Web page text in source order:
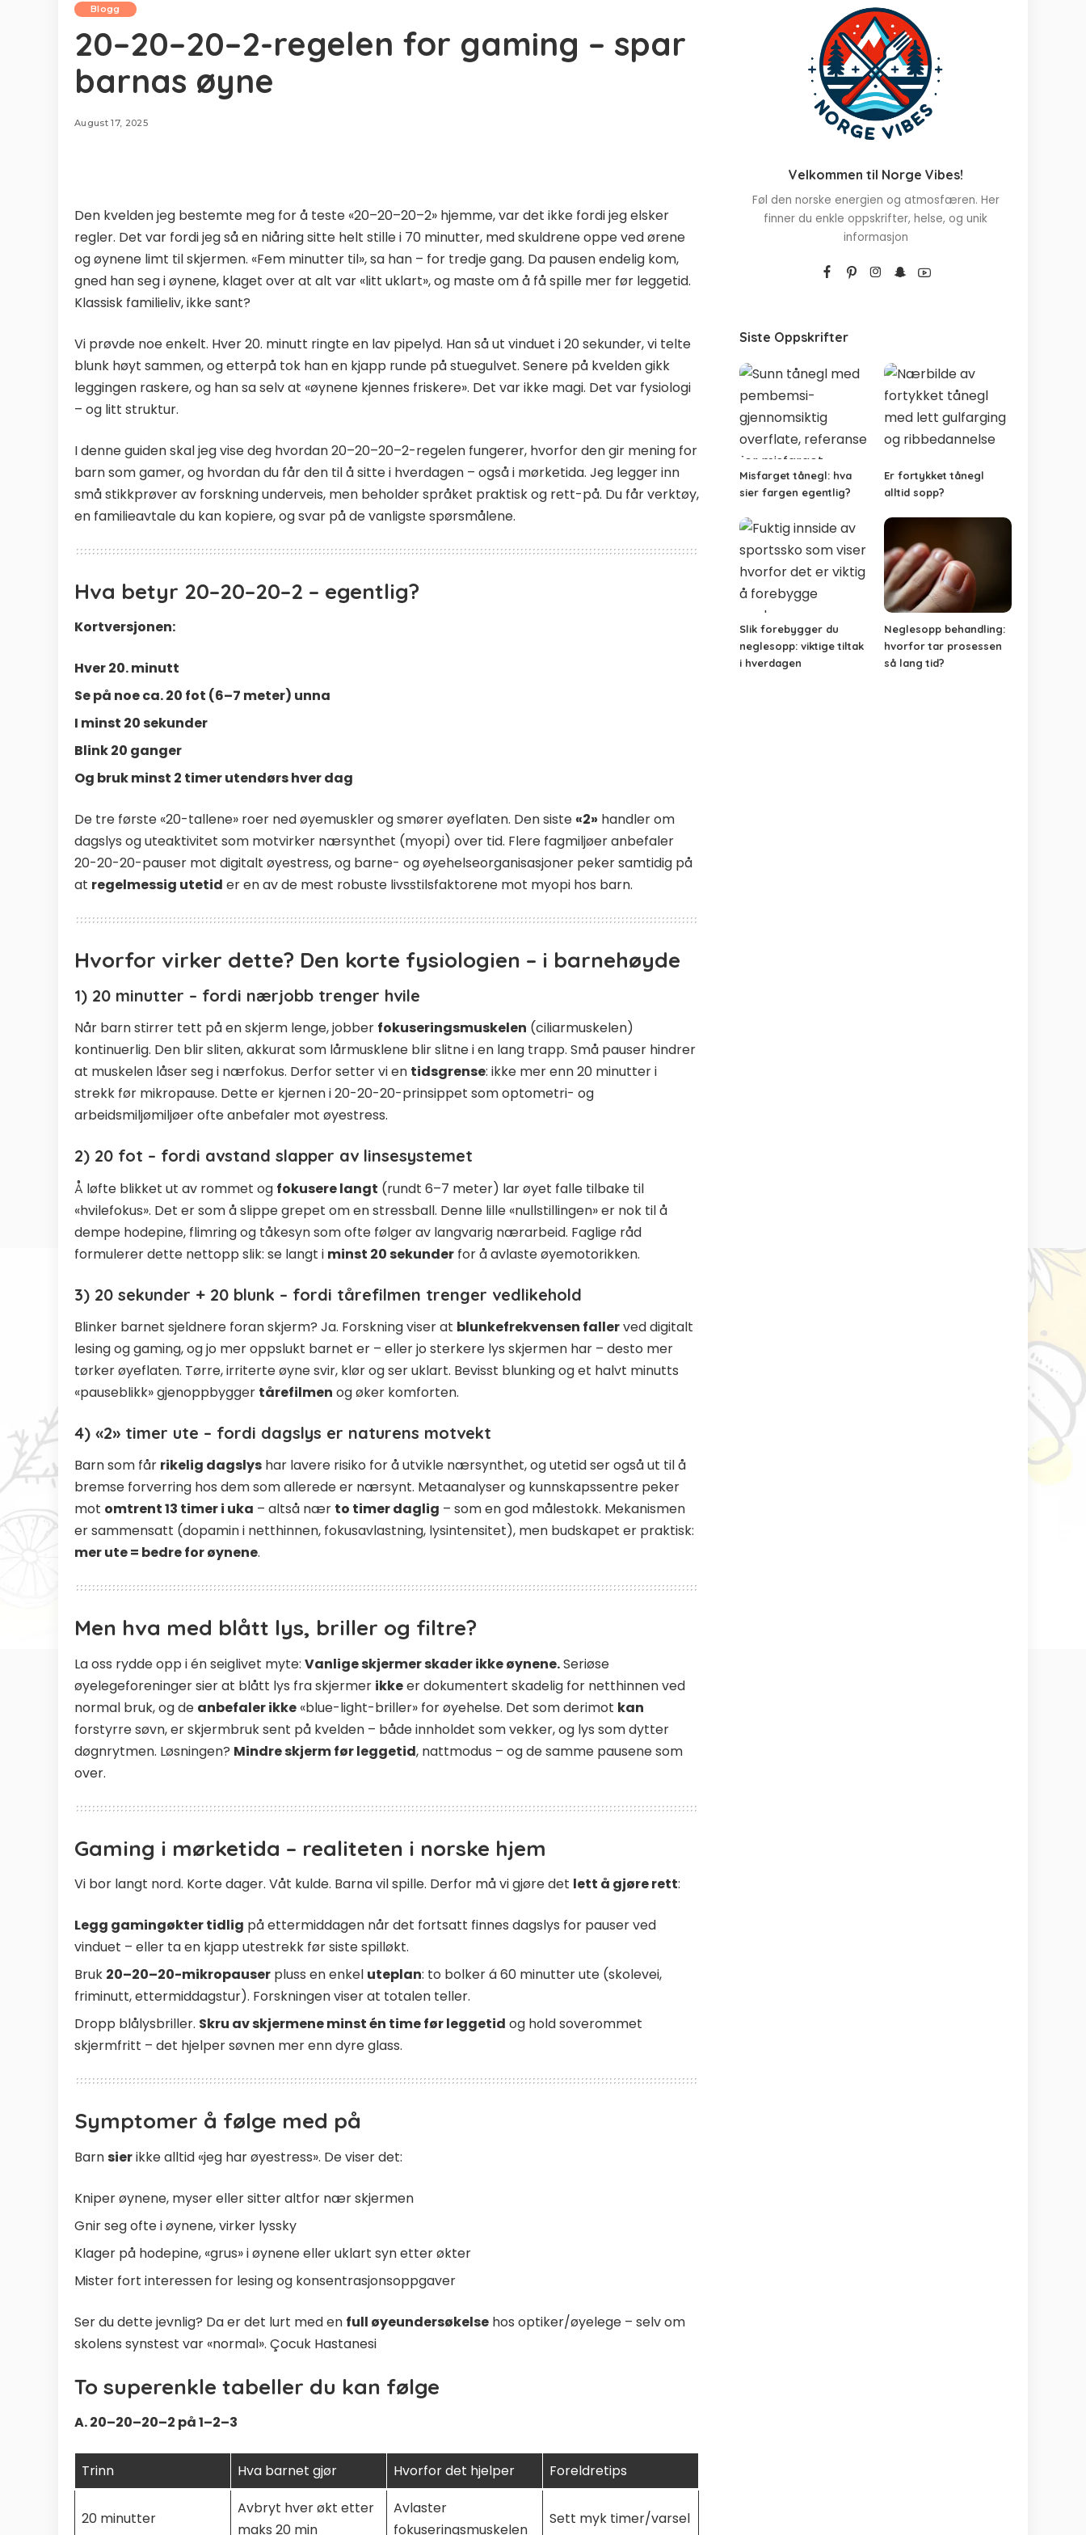
Blogg
20–20–20–2-regelen for gaming – spar
barnas øyne
August 17, 2025
Den kvelden jeg bestemte meg for å teste «20–20–20–2» hjemme, var det ikke fordi jeg elsker
regler. Det var fordi jeg så en niåring sitte helt stille i 70 minutter, med skuldrene oppe ved ørene
og øynene limt til skjermen. «Fem minutter til», sa han – for tredje gang. Da pausen endelig kom,
gned han seg i øynene, klaget over at alt var «litt uklart», og maste om å få spille mer før leggetid.
Klassisk familieliv, ikke sant?
Vi prøvde noe enkelt. Hver 20. minutt ringte en lav pipelyd. Han så ut vinduet i 20 sekunder, vi telte
blunk høyt sammen, og etterpå tok han en kjapp runde på stuegulvet. Senere på kvelden gikk
leggingen raskere, og han sa selv at «øynene kjennes friskere». Det var ikke magi. Det var fysiologi
– og litt struktur.
I denne guiden skal jeg vise deg hvordan 20–20–20–2-regelen fungerer, hvorfor den gir mening for
barn som gamer, og hvordan du får den til å sitte i hverdagen – også i mørketida. Jeg legger inn
små stikkprøver av forskning underveis, men beholder språket praktisk og rett-på. Du får verktøy,
en familieavtale du kan kopiere, og svar på de vanligste spørsmålene.
Hva betyr 20–20–20–2 – egentlig?
Kortversjonen:
Hver 20. minutt
Se på noe ca. 20 fot (6–7 meter) unna
I minst 20 sekunder
Blink 20 ganger
Og bruk minst 2 timer utendørs hver dag
De tre første «20-tallene» roer ned øyemuskler og smører øyeflaten. Den siste «2» handler om
dagslys og uteaktivitet som motvirker nærsynthet (myopi) over tid. Flere fagmiljøer anbefaler
20-20-20-pauser mot digitalt øyestress, og barne- og øyehelseorganisasjoner peker samtidig på
at regelmessig utetid er en av de mest robuste livsstilsfaktorene mot myopi hos barn.
Hvorfor virker dette? Den korte fysiologien – i barnehøyde
1) 20 minutter – fordi nærjobb trenger hvile
Når barn stirrer tett på en skjerm lenge, jobber fokuseringsmuskelen (ciliarmuskelen)
kontinuerlig. Den blir sliten, akkurat som lårmusklene blir slitne i en lang trapp. Små pauser hindrer
at muskelen låser seg i nærfokus. Derfor setter vi en tidsgrense: ikke mer enn 20 minutter i
strekk før mikropause. Dette er kjernen i 20-20-20-prinsippet som optometri- og
arbeidsmiljømiljøer ofte anbefaler mot øyestress.
2) 20 fot – fordi avstand slapper av linsesystemet
Å løfte blikket ut av rommet og fokusere langt (rundt 6–7 meter) lar øyet falle tilbake til
«hvilefokus». Det er som å slippe grepet om en stressball. Denne lille «nullstillingen» er nok til å
dempe hodepine, flimring og tåkesyn som ofte følger av langvarig nærarbeid. Faglige råd
formulerer dette nettopp slik: se langt i minst 20 sekunder for å avlaste øyemotorikken.
3) 20 sekunder + 20 blunk – fordi tårefilmen trenger vedlikehold
Blinker barnet sjeldnere foran skjerm? Ja. Forskning viser at blunkefrekvensen fallerved digitalt
lesing og gaming, og jo mer oppslukt barnet er – eller jo sterkere lys skjermen har – desto mer
tørker øyeflaten. Tørre, irriterte øyne svir, klør og ser uklart. Bevisst blunking og et halvt minutts
«pauseblikk» gjenoppbygger tårefilmen og øker komforten.
4) «2» timer ute – fordi dagslys er naturens motvekt
Barn som får rikelig dagslys har lavere risiko for å utvikle nærsynthet, og utetid ser også ut til å
bremse forverring hos dem som allerede er nærsynt. Metaanalyser og kunnskapssentre peker
mot omtrent 13 timer i uka – altså nær to timer daglig – som en god målestokk. Mekanismen
er sammensatt (dopamin i netthinnen, fokusavlastning, lysintensitet), men budskapet er praktisk:
mer ute = bedre for øynene.
Men hva med blått lys, briller og filtre?
La oss rydde opp i én seiglivet myte: Vanlige skjermer skader ikke øynene.Seriøse
øyelegeforeninger sier at blått lys fra skjermer ikkeer dokumentert skadelig for netthinnen ved
normal bruk, og de anbefaler ikke «blue-light-briller» for øyehelse. Det som derimot kan
forstyrre søvn, er skjermbruk sent på kvelden – både innholdet som vekker, og lys som dytter
døgnrytmen. Løsningen? Mindre skjerm før leggetid, nattmodus – og de samme pausene som
over.
Gaming i mørketida – realiteten i norske hjem
Vi bor langt nord. Korte dager. Våt kulde. Barna vil spille. Derfor må vi gjøre det lett å gjøre rett:
Legg gamingøkter tidlig på ettermiddagen når det fortsatt finnes dagslys for pauser ved
vinduet – eller ta en kjapp utestrekk før siste spilløkt.
Bruk 20–20–20-mikropauser pluss en enkel uteplan: to bolker á 60 minutter ute (skolevei,
friminutt, ettermiddagstur). Forskningen viser at totalen teller.
Dropp blålysbriller. Skru av skjermene minst én time før leggetid og hold soverommet
skjermfritt – det hjelper søvnen mer enn dyre glass.
Symptomer å følge med på
Barnsierikke alltid «jeg har øyestress». De viser det:
Kniper øynene, myser eller sitter altfor nær skjermen
Gnir seg ofte i øynene, virker lyssky
Klager på hodepine, «grus» i øynene eller uklart syn etter økter
Mister fort interessen for lesing og konsentrasjonsoppgaver
Ser du dette jevnlig? Da er det lurt med en full øyeundersøkelse hos optiker/øyelege – selv om
skolens synstest var «normal». Çocuk Hastanesi
To superenkle tabeller du kan følge
A. 20–20–20–2 på 1–2–3
Trinn Hva barnet gjør Hvorfor det hjelper Foreldretips
20 minutter
Avbryt hver økt etter
maks 20 min
Avlaster
fokuseringsmuskelen
Sett myk timer/varsel
Velkommen til Norge Vibes!
Føl den norske energien og atmosfæren. Her
finner du enkle oppskrifter, helse, og unik
informasjon
Siste Oppskrifter
Misfarget tånegl: hva
sier fargen egentlig?
Er fortykket tånegl
alltid sopp?
Slik forebygger du
neglesopp: viktige tiltak
i hverdagen
Neglesopp behandling:
hvorfor tar prosessen
så lang tid?